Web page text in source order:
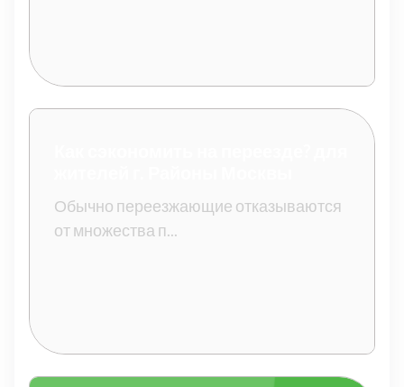
Обычно переезжающие отказываются
от множества п...